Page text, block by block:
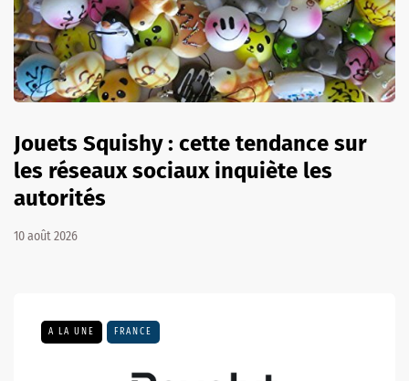
Jouets Squishy : cette tendance sur
les réseaux sociaux inquiète les
autorités
10 août 2026
A LA UNE FRANCE